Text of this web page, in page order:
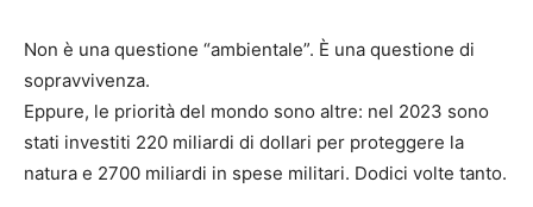
Non è una questione “ambientale”. È una questione di
sopravvivenza.
Eppure, le priorità del mondo sono altre: nel 2023 sono
stati investiti 220 miliardi di dollari per proteggere la
natura e 2700 miliardi in spese militari. Dodici volte tanto.